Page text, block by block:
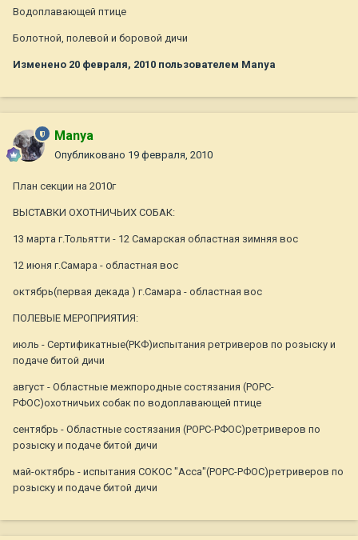
Водоплавающей птице
Болотной, полевой и боровой дичи
Изменено 20 февраля, 2010 пользователем Manya
Manya
Опубликовано 19 февраля, 2010
План секции на 2010г
ВЫСТАВКИ ОХОТНИЧЬИХ СОБАК:
13 марта г.Тольятти - 12 Самарская областная зимняя вос
12 июня г.Самара - областная вос
октябрь(первая декада ) г.Самара - областная вос
ПОЛЕВЫЕ МЕРОПРИЯТИЯ:
июль - Сертификатные(РКФ)испытания ретриверов по розыску и
подаче битой дичи
август - Областные межпородные состязания (РОРС-
РФОС)охотничьих собак по водоплавающей птице
сентябрь - Областные состязания (РОРС-РФОС)ретриверов по
розыску и подаче битой дичи
май-октябрь - испытания СОКОС "Асса"(РОРС-РФОС)ретриверов по
розыску и подаче битой дичи